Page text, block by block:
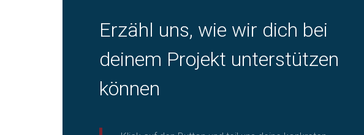
Erzähl uns, wie wir dich bei
deinem Projekt unterstützen
können